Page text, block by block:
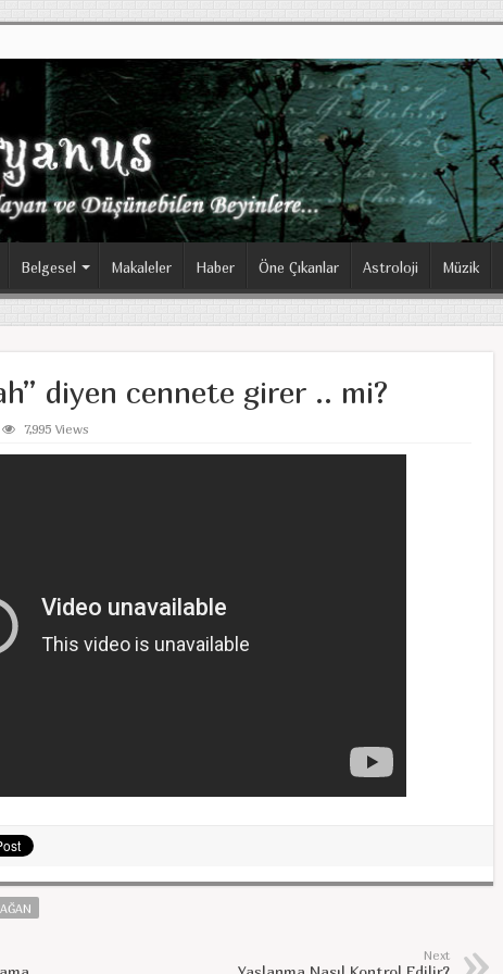
Belgesel Makaleler Haber Öne Çıkanlar Astroloji Müzik
diyen cennete girer .. mi?
7,995 Views
Next